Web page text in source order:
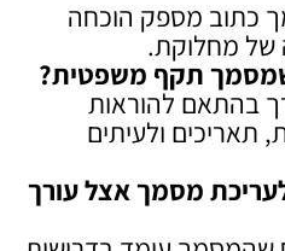
כתוב מספק הוכחה
של מחלוקת.
שמסמך תקף משפטית?
בהתאם להוראות
תאריכים ולעיתים
מסמך אצל עורך